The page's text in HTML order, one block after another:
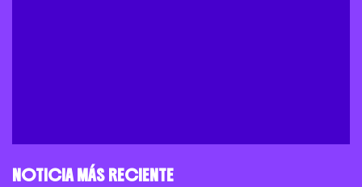
NOTICIA MÁS RECIENTE